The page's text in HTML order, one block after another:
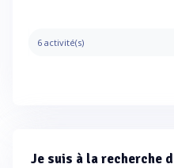
6 activité(s)
Je suis à la recherche